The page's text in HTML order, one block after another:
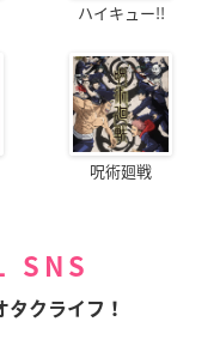
ハイキュー!!
呪術廻戦
SNS
タクライフ！